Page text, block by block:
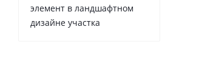
элемент в ландшафтном
дизайне участка